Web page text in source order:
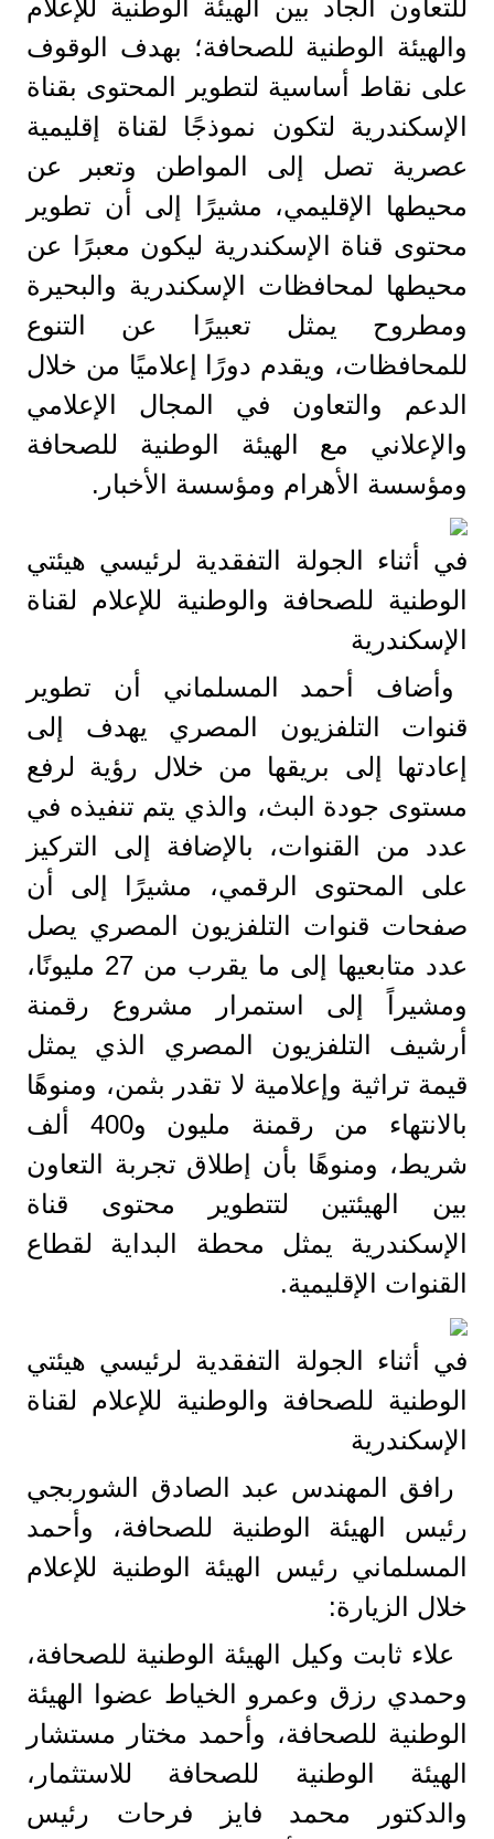
للتعاون الجاد بين الهيئة الوطنية للإعلام
والهيئة الوطنية للصحافة؛ بهدف الوقوف
على نقاط أساسية لتطوير المحتوى بقناة
الإسكندرية لتكون نموذجًا لقناة إقليمية
عصرية تصل إلى المواطن وتعبر عن
محيطها الإقليمي، مشيرًا إلى أن تطوير
محتوى قناة الإسكندرية ليكون معبرًا عن
محيطها لمحافظات الإسكندرية والبحيرة
ومطروح يمثل تعبيرًا عن التنوع
للمحافظات، ويقدم دورًا إعلاميًا من خلال
الدعم والتعاون في المجال الإعلامي
والإعلاني مع الهيئة الوطنية للصحافة
ومؤسسة الأهرام ومؤسسة الأخبار.
في أثناء الجولة التفقدية لرئيسي هيئتي
الوطنية للصحافة والوطنية للإعلام لقناة
الإسكندرية
وأضاف أحمد المسلماني أن تطوير
قنوات التلفزيون المصري يهدف إلى
إعادتها إلى بريقها من خلال رؤية لرفع
مستوى جودة البث، والذي يتم تنفيذه في
عدد من القنوات، بالإضافة إلى التركيز
على المحتوى الرقمي، مشيرًا إلى أن
صفحات قنوات التلفزيون المصري يصل
عدد متابعيها إلى ما يقرب من 27 مليونًا،
ومشيراً إلى استمرار مشروع رقمنة
أرشيف التلفزيون المصري الذي يمثل
قيمة تراثية وإعلامية لا تقدر بثمن، ومنوهًا
بالانتهاء من رقمنة مليون و400 ألف
شريط، ومنوهًا بأن إطلاق تجربة التعاون
بين الهيئتين لتتطوير محتوى قناة
الإسكندرية يمثل محطة البداية لقطاع
القنوات الإقليمية.
في أثناء الجولة التفقدية لرئيسي هيئتي
الوطنية للصحافة والوطنية للإعلام لقناة
الإسكندرية
رافق المهندس عبد الصادق الشوربجي
رئيس الهيئة الوطنية للصحافة، وأحمد
المسلماني رئيس الهيئة الوطنية للإعلام
خلال الزيارة:
علاء ثابت وكيل الهيئة الوطنية للصحافة،
وحمدي رزق وعمرو الخياط عضوا الهيئة
الوطنية للصحافة، وأحمد مختار مستشار
الهيئة الوطنية للصحافة للاستثمار،
والدكتور محمد فايز فرحات رئيس